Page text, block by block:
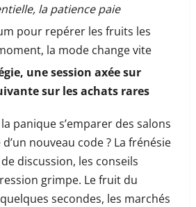
la patience paie
pour repérer les fruits les
la mode change vite
une session axée sur
sur les achats rares
panique s’emparer des salons
nouveau code ? La frénésie
discussion, les conseils
grimpe. Le fruit du
secondes, les marchés